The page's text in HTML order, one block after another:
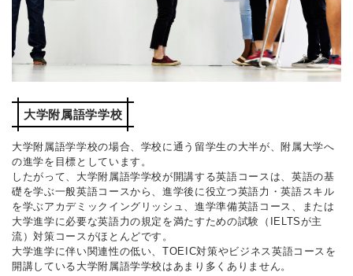
大学附属語学学校
大学附属語学学校の場合、学校に通う留学生の大半が、附属大学へ
の進学を目標としています。
したがって、大学附属語学学校が開講する英語コースは、英語の基
礎を学ぶ一般英語コースから、進学後に役立つ英語力・英語スキル
を学ぶアカデミックイングリッシュ、進学準備英語コース、または
大学進学に必要な英語力の規定を満たすための試験（IELTSが主
流）対策コースがほとんどです。
大学進学に伴い関連性の低い、TOEIC対策やビジネス英語コースを
開講している大学附属語学学校はあまり多くありません。